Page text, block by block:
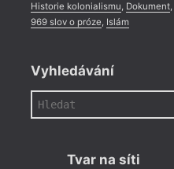
Historie kolonialismu, Dokument,
969 slov o próze, Islám
Vyhledávání
Tvar na síti